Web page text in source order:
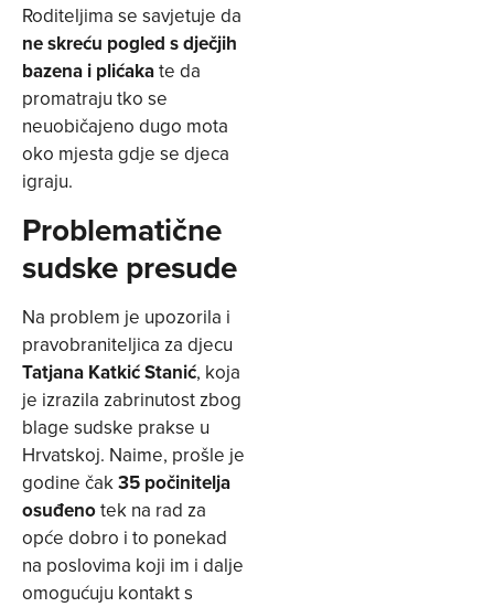
Roditeljima se savjetuje da
ne skreću pogled s dječjih
bazena i plićakate da
promatraju tko se
neuobičajeno dugo mota
oko mjesta gdje se djeca
igraju.
Problematične
sudske presude
Na problem je upozorila i
pravobraniteljica za djecu
Tatjana Katkić Stanić, koja
je izrazila zabrinutost zbog
blage sudske prakse u
Hrvatskoj. Naime, prošle je
godine čak35 počinitelja
osuđenotek na rad za
opće dobro i to ponekad
na poslovima koji im i dalje
omogućuju kontakt s